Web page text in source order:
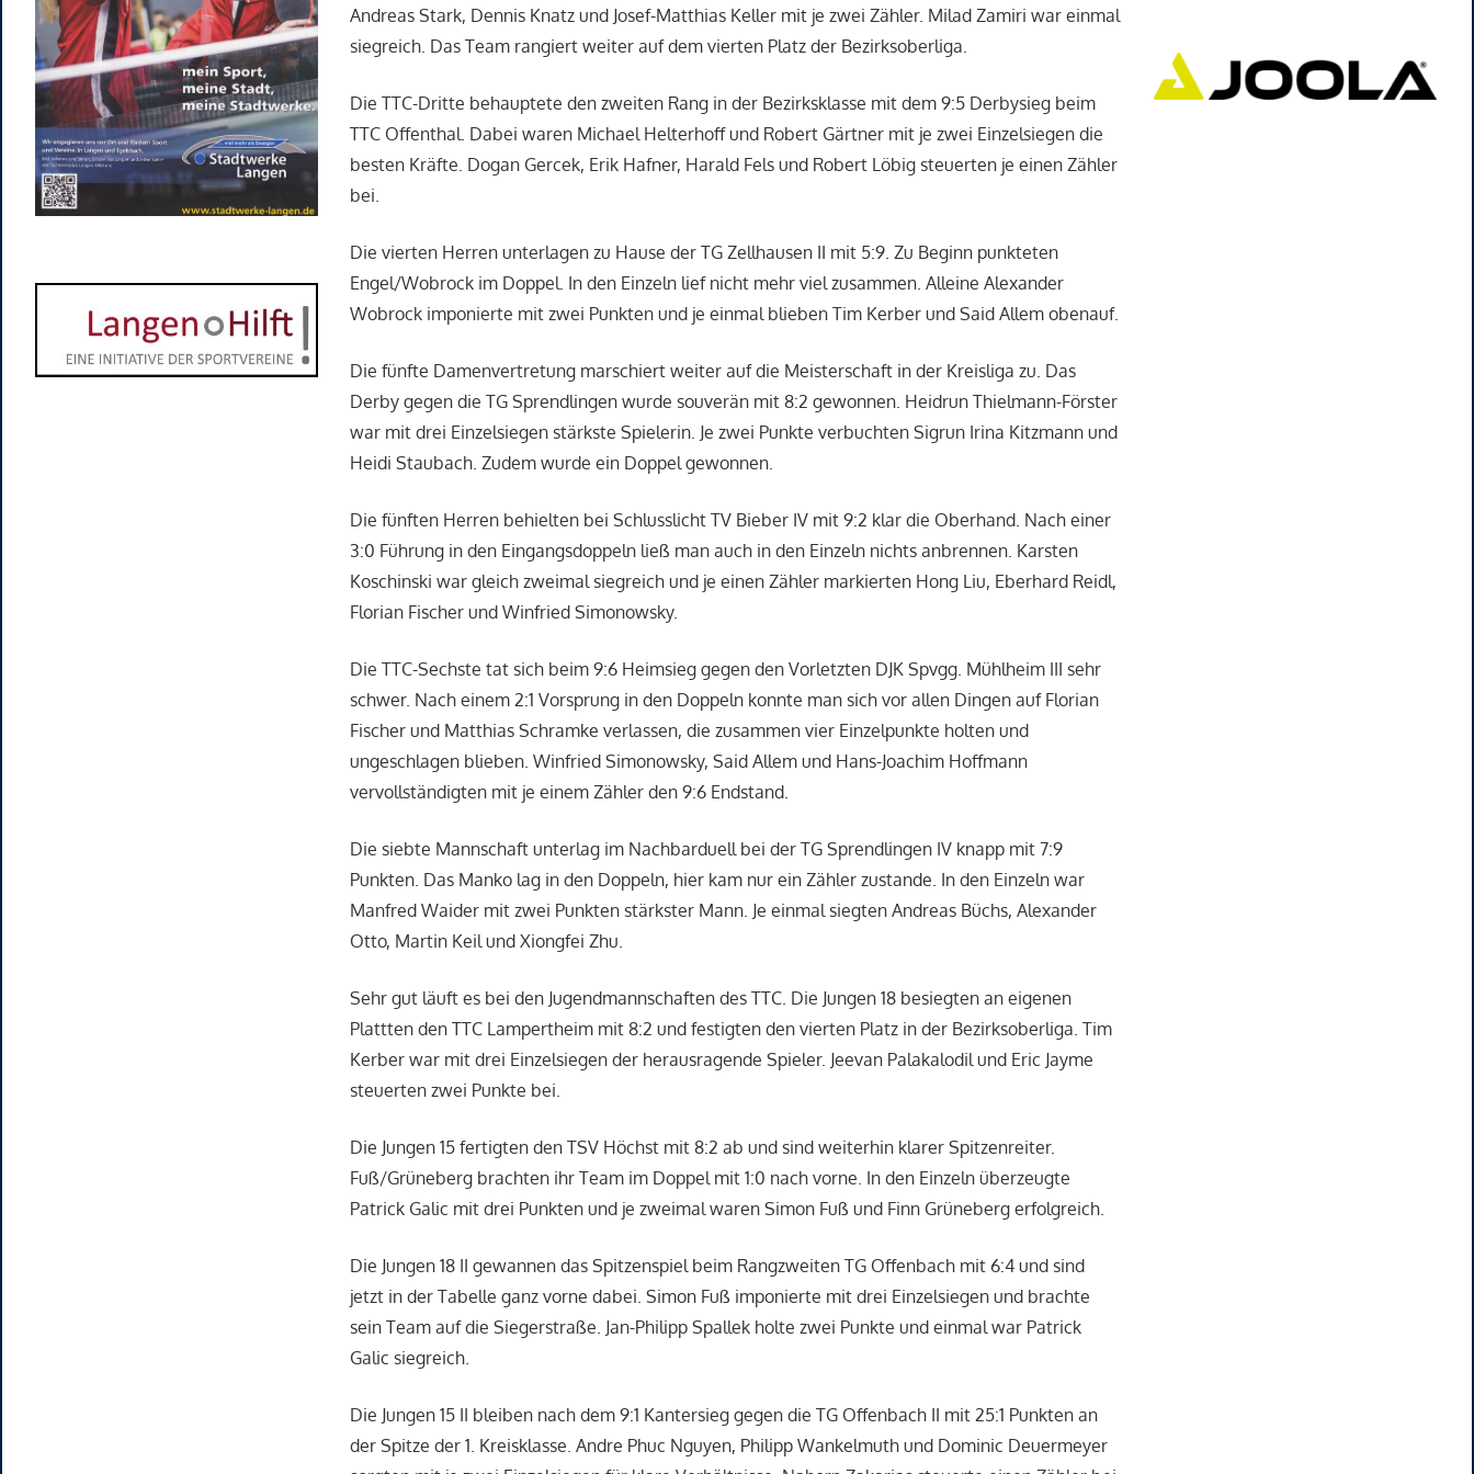
Andreas Stark, Dennis Knatz und Josef-Matthias Keller mit je zwei Zähler. Milad Zamiri war einmal
siegreich. Das Team rangiert weiter auf dem vierten Platz der Bezirksoberliga.
Die TTC-Dritte behauptete den zweiten Rang in der Bezirksklasse mit dem 9:5 Derbysieg beim
TTC Offenthal. Dabei waren Michael Helterhoff und Robert Gärtner mit je zwei Einzelsiegen die
besten Kräfte. Dogan Gercek, Erik Hafner, Harald Fels und Robert Löbig steuerten je einen Zähler
bei.
Die vierten Herren unterlagen zu Hause der TG Zellhausen II mit 5:9. Zu Beginn punkteten
Engel/Wobrock im Doppel. In den Einzeln lief nicht mehr viel zusammen. Alleine Alexander
Wobrock imponierte mit zwei Punkten und je einmal blieben Tim Kerber und Said Allem obenauf.
Die fünfte Damenvertretung marschiert weiter auf die Meisterschaft in der Kreisliga zu. Das
Derby gegen die TG Sprendlingen wurde souverän mit 8:2 gewonnen. Heidrun Thielmann-Förster
war mit drei Einzelsiegen stärkste Spielerin. Je zwei Punkte verbuchten Sigrun Irina Kitzmann und
Heidi Staubach. Zudem wurde ein Doppel gewonnen.
Die fünften Herren behielten bei Schlusslicht TV Bieber IV mit 9:2 klar die Oberhand. Nach einer
3:0 Führung in den Eingangsdoppeln ließ man auch in den Einzeln nichts anbrennen. Karsten
Koschinski war gleich zweimal siegreich und je einen Zähler markierten Hong Liu, Eberhard Reidl,
Florian Fischer und Winfried Simonowsky.
Die TTC-Sechste tat sich beim 9:6 Heimsieg gegen den Vorletzten DJK Spvgg. Mühlheim III sehr
schwer. Nach einem 2:1 Vorsprung in den Doppeln konnte man sich vor allen Dingen auf Florian
Fischer und Matthias Schramke verlassen, die zusammen vier Einzelpunkte holten und
ungeschlagen blieben. Winfried Simonowsky, Said Allem und Hans-Joachim Hoffmann
vervollständigten mit je einem Zähler den 9:6 Endstand.
Die siebte Mannschaft unterlag im Nachbarduell bei der TG Sprendlingen IV knapp mit 7:9
Punkten. Das Manko lag in den Doppeln, hier kam nur ein Zähler zustande. In den Einzeln war
Manfred Waider mit zwei Punkten stärkster Mann. Je einmal siegten Andreas Büchs, Alexander
Otto, Martin Keil und Xiongfei Zhu.
Sehr gut läuft es bei den Jugendmannschaften des TTC. Die Jungen 18 besiegten an eigenen
Plattten den TTC Lampertheim mit 8:2 und festigten den vierten Platz in der Bezirksoberliga. Tim
Kerber war mit drei Einzelsiegen der herausragende Spieler. Jeevan Palakalodil und Eric Jayme
steuerten zwei Punkte bei.
Die Jungen 15 fertigten den TSV Höchst mit 8:2 ab und sind weiterhin klarer Spitzenreiter.
Fuß/Grüneberg brachten ihr Team im Doppel mit 1:0 nach vorne. In den Einzeln überzeugte
Patrick Galic mit drei Punkten und je zweimal waren Simon Fuß und Finn Grüneberg erfolgreich.
Die Jungen 18 II gewannen das Spitzenspiel beim Rangzweiten TG Offenbach mit 6:4 und sind
jetzt in der Tabelle ganz vorne dabei. Simon Fuß imponierte mit drei Einzelsiegen und brachte
sein Team auf die Siegerstraße. Jan-Philipp Spallek holte zwei Punkte und einmal war Patrick
Galic siegreich.
Die Jungen 15 II bleiben nach dem 9:1 Kantersieg gegen die TG Offenbach II mit 25:1 Punkten an
der Spitze der 1. Kreisklasse. Andre Phuc Nguyen, Philipp Wankelmuth und Dominic Deuermeyer